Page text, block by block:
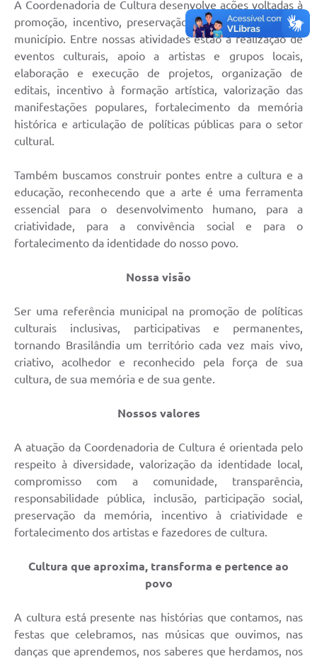
A Coordenadoria de Cultura desenvolve ações voltadas à
promoção, incentivo, preservação e difusão cultural no
município. Entre nossas atividades estão a realização de
eventos culturais, apoio a artistas e grupos locais,
elaboração e execução de projetos, organização de
editais, incentivo à formação artística, valorização das
manifestações populares, fortalecimento da memória
histórica e articulação de políticas públicas para o setor
cultural.
Também buscamos construir pontes entre a cultura e a
educação, reconhecendo que a arte é uma ferramenta
essencial para o desenvolvimento humano, para a
criatividade, para a convivência social e para o
fortalecimento da identidade do nosso povo.
Nossa visão
Ser uma referência municipal na promoção de políticas
culturais inclusivas, participativas e permanentes,
tornando Brasilândia um território cada vez mais vivo,
criativo, acolhedor e reconhecido pela força de sua
cultura, de sua memória e de sua gente.
Nossos valores
A atuação da Coordenadoria de Cultura é orientada pelo
respeito à diversidade, valorização da identidade local,
compromisso com a comunidade, transparência,
responsabilidade pública, inclusão, participação social,
preservação da memória, incentivo à criatividade e
fortalecimento dos artistas e fazedores de cultura.
Cultura que aproxima, transforma e pertence ao
povo
A cultura está presente nas histórias que contamos, nas
festas que celebramos, nas músicas que ouvimos, nas
danças que aprendemos, nos saberes que herdamos, nos